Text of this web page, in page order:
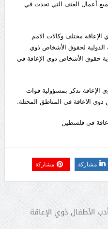
أعمال العنف التي تحدث في
مختلف وكالات الامم
11 من الاتفاقية الدولية لحقوق الأشخاص ذوي
حقوق الأشخاص ذوي الإعاقة في
الإعاقة تذكر بمسؤولية قوات
الاعاقة في المناطق المحتلة.
مشاركة مشاركة
الأطفال ذوي الإعاقة